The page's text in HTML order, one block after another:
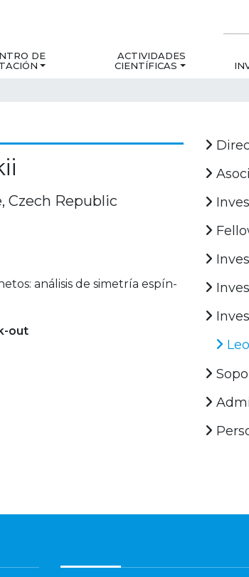
DE
ACTIVIDADES
CIENTÍFICAS
Czech Republic
análisis de simetría espín-
out